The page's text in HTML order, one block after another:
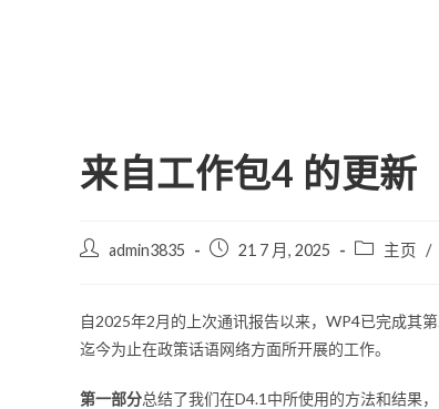
来自工作包4 的更新
admin3835 21 7 月, 2025 主页 /
自2025年2月的上次通讯报告以来，WP4已完成其
迄今为止在政策话语网络方面所开展的工作。
第一部分总结了我们在D4.1中所使用的方法和结果